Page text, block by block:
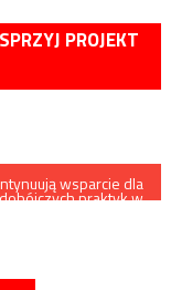
PROJEKT
wsparcie dla
praktyk w